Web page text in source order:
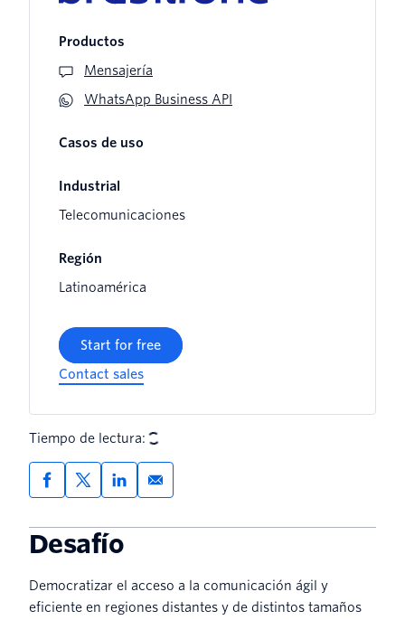
Productos
Mensajería
WhatsApp Business API
Casos de uso
Industrial
Telecomunicaciones
Región
Latinoamérica
Start for free
Contact sales
Tiempo de lectura:
Desafío
Democratizar el acceso a la comunicación ágil y
eficiente en regiones distantes y de distintos tamaños